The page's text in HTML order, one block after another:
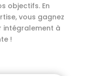
objectifs. En
vous gagnez
intégralement à
!